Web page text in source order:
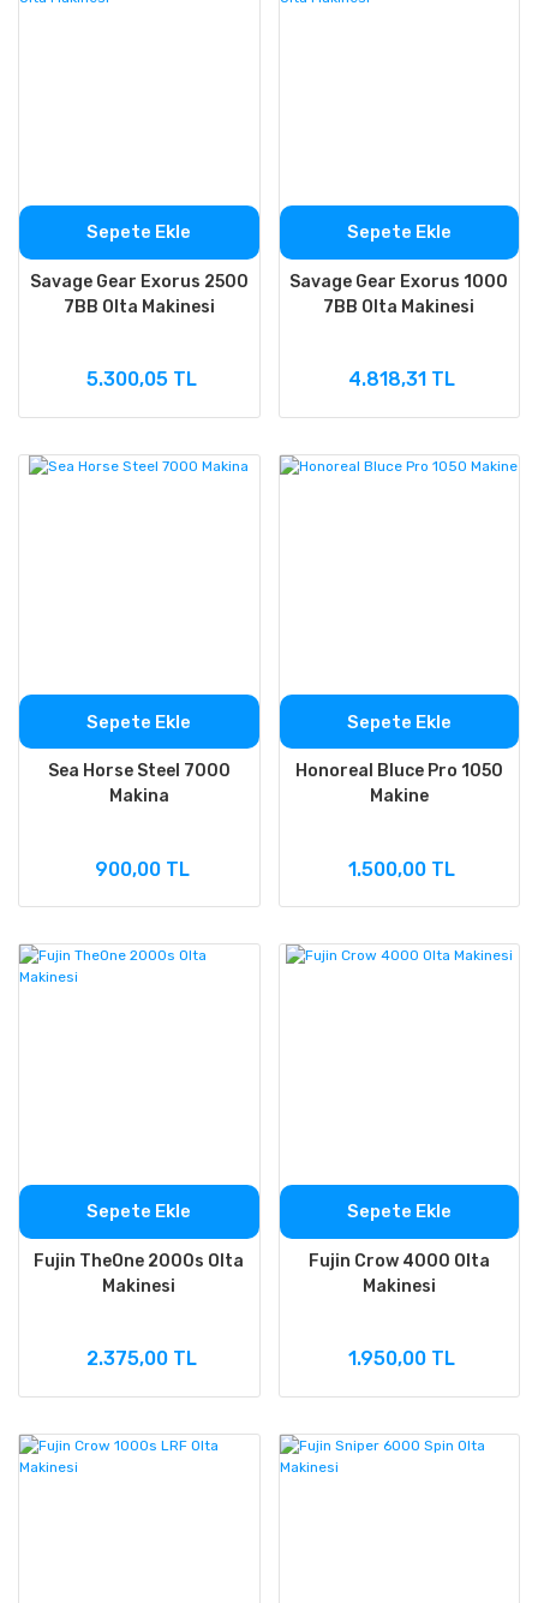
Sepete Ekle
Savage Gear Exorus 2500
7BB Olta Makinesi
5.300,05 TL
Sepete Ekle
Savage Gear Exorus 1000
7BB Olta Makinesi
4.818,31 TL
Sepete Ekle
Sea Horse Steel 7000
Makina
900,00 TL
Sepete Ekle
Honoreal Bluce Pro 1050
Makine
1.500,00 TL
Sepete Ekle
Fujin TheOne 2000s Olta
Makinesi
2.375,00 TL
Sepete Ekle
Fujin Crow 4000 Olta
Makinesi
1.950,00 TL